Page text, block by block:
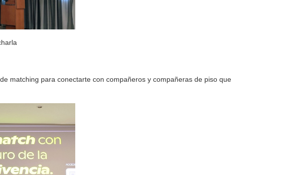
matching para conectarte con compañeros y compañeras de piso que